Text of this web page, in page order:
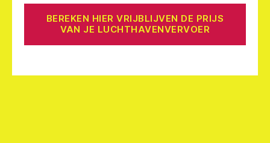
BEREKEN HIER VRIJBLIJVEN DE PRIJS
VAN JE LUCHTHAVENVERVOER